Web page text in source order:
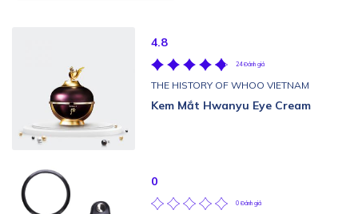
4.8
24 Đánh giá
THE HISTORY OF WHOO VIETNAM
Kem Mắt Hwanyu Eye Cream
0
0 Đánh giá